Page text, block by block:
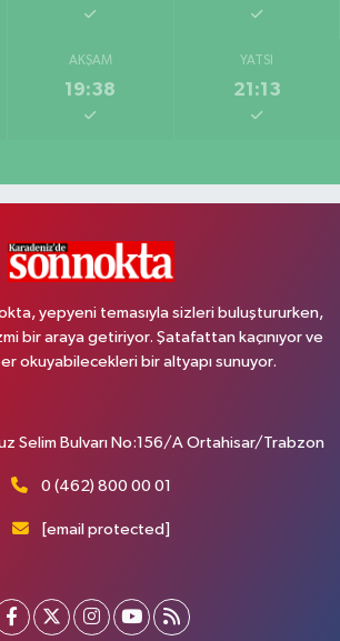
AKŞAM
19:38
YATSI
21:13
yepyeni temasıyla sizleri buluştururken,
bir araya getiriyor. Şatafattan kaçınıyor ve
okuyabilecekleri bir altyapı sunuyor.
Selim Bulvarı No:156/A Ortahisar/Trabzon
0 (462) 800 00 01
[email protected]